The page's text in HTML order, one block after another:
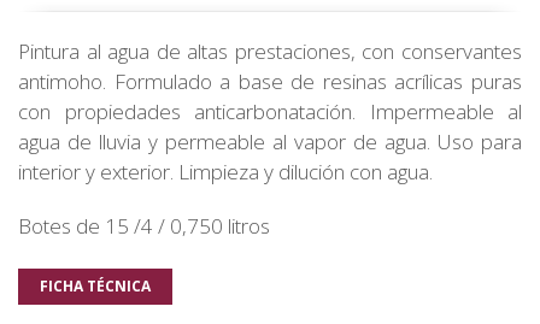
Pintura al agua de altas prestaciones, con conservantes
antimoho. Formulado a base de resinas acrílicas puras
con propiedades anticarbonatación. Impermeable al
agua de lluvia y permeable al vapor de agua. Uso para
interior y exterior. Limpieza y dilución con agua.
Botes de 15 /4 / 0,750 litros
FICHA TÉCNICA